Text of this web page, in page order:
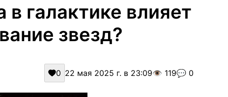
галактике влияет
звезд?
0 22 мая 2025 г. в 23:09👁️ 119💬 0